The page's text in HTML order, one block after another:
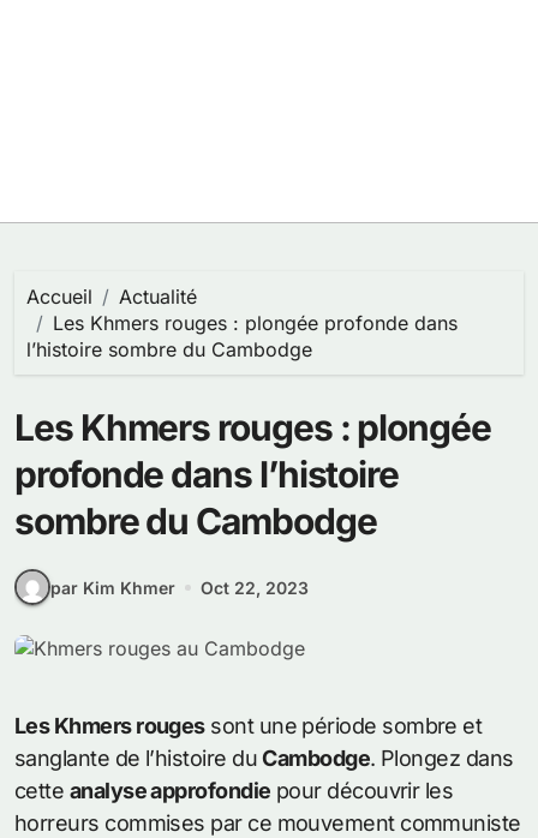
Accueil
Actualité
Les Khmers rouges : plongée profonde dans
l’histoire sombre du Cambodge
Les Khmers rouges : plongée
profonde dans l’histoire
sombre du Cambodge
par Kim Khmer Oct 22, 2023
Les Khmers rougessont une période sombre et
sanglante de l’histoire duCambodge. Plongez dans
cette analyse approfondie pour découvrir les
horreurs commises par ce mouvement communiste